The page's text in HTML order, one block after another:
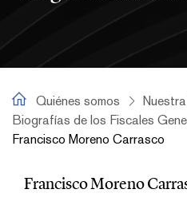
Francisco Moreno Carrasco
Quiénes somos
Biografías de los Fiscales
Francisco Moreno Carrasco
Francisco
Francisco Moreno